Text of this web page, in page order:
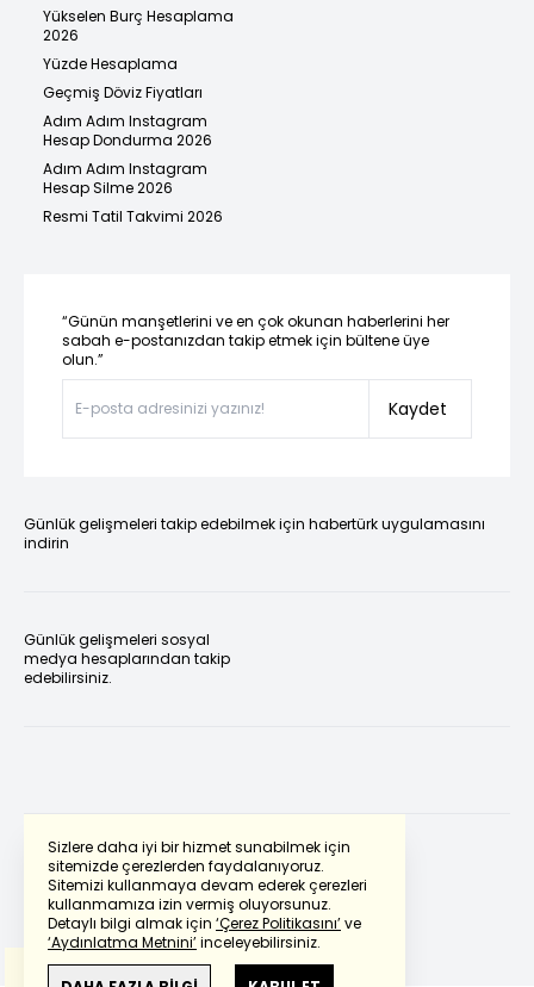
Sizlere daha iyi bir hizmet sunabilmek için
sitemizde çerezlerden faydalanıyoruz.
Sitemizi kullanmaya devam ederek çerezleri
kullanmamıza izin vermiş oluyorsunuz.
Detaylı bilgi almak için ‘Çerez Politikasını’ve
‘Aydınlatma Metnini’inceleyebilirsiniz.
Yükselen Burç Hesaplama
2026
Yüzde Hesaplama
Geçmiş Döviz Fiyatları
Adım Adım Instagram
Hesap Dondurma 2026
Adım Adım Instagram
Hesap Silme 2026
Resmi Tatil Takvimi 2026
“Günün manşetlerini ve en çok okunan haberlerini her
sabah e-postanızdan takip etmek için bültene üye
olun.”
Kaydet
Günlük gelişmeleri takip edebilmek için habertürk uygulamasını
indirin
Günlük gelişmeleri sosyal
medya hesaplarından takip
edebilirsiniz.
Powered by Translate
Bu çevirideGoogle Transletekullanılmıştır.